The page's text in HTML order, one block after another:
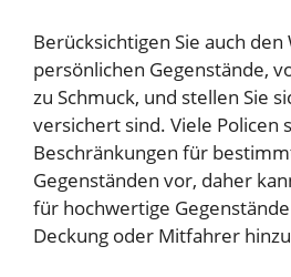
Berücksichtigen Sie auch
persönlichen Gegenstände,
zu Schmuck, und stellen Sie
versichert sind. Viele Policen
Beschränkungen für
Gegenständen vor, daher
für hochwertige
Deckung oder Mitfahrer